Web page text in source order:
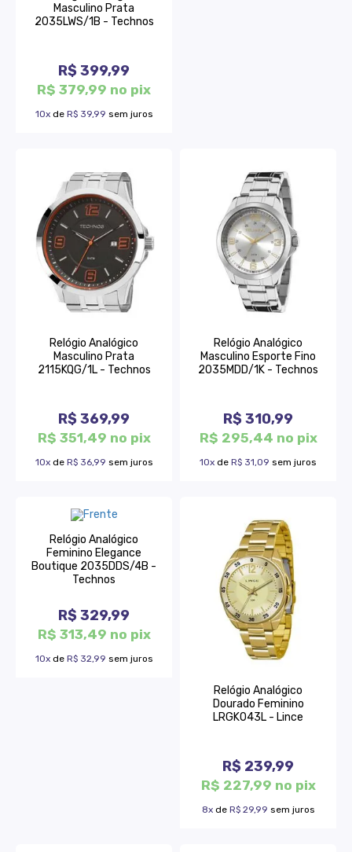
Masculino Prata
2035LWS/1B - Technos
R$ 399,99
R$ 379,99 no pix
10xde R$ 39,99 sem juros
Relógio Analógico
Masculino Prata
2115KQG/1L - Technos
R$ 369,99
R$ 351,49 no pix
10xde R$ 36,99 sem juros
Relógio Analógico
Masculino Esporte Fino
2035MDD/1K - Technos
R$ 310,99
R$ 295,44 no pix
10x de R$ 31,09 sem juros
Relógio Analógico
Feminino Elegance
Boutique 2035DDS/4B -
Technos
R$ 329,99
R$ 313,49 no pix
10xde R$ 32,99 sem juros
Relógio Analógico
Dourado Feminino
LRGK043L - Lince
R$ 239,99
R$ 227,99 no pix
8xde R$ 29,99 sem juros